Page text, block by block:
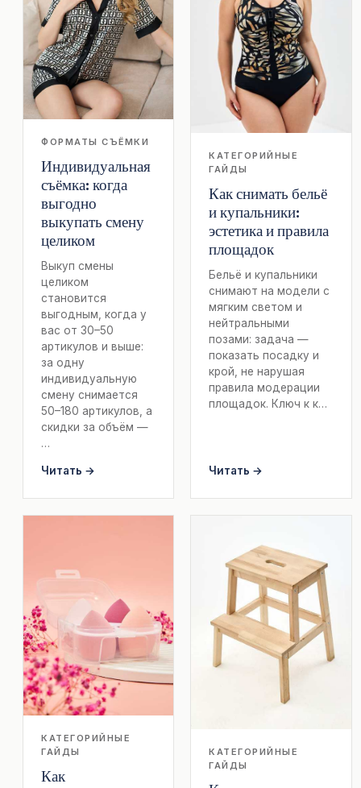
ФОРМАТЫ СЪЁМКИ
Индивидуальная
съёмка: когда
выгодно
выкупать смену
целиком
Выкуп смены
целиком
становится
выгодным, когда у
вас от 30–50
артикулов и выше:
за одну
индивидуальную
смену снимается
50–180 артикулов, а
скидки за объём —
…
Читать →
КАТЕГОРИЙНЫЕ
ГАЙДЫ
Как снимать бельё
и купальники:
эстетика и правила
площадок
Бельё и купальники
снимают на модели с
мягким светом и
нейтральными
позами: задача —
показать посадку и
крой, не нарушая
правила модерации
площадок. Ключ к к…
Читать →
КАТЕГОРИЙНЫЕ
ГАЙДЫ
Как
КАТЕГОРИЙНЫЕ
ГАЙДЫ